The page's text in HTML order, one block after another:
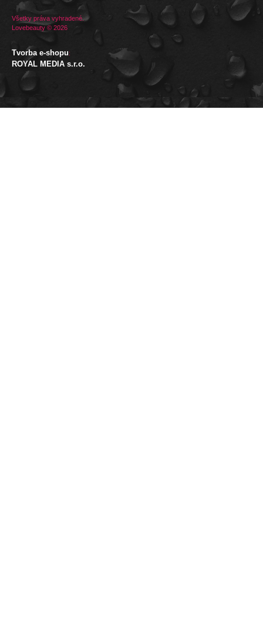
Všetky práva vyhradené.
Lovebeauty © 2026
Tvorba e-shopu:
ROYAL MEDIA s.r.o.